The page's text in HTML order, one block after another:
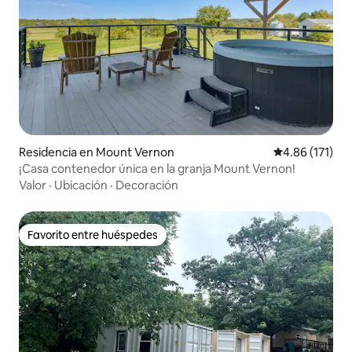
Residencia en Mount Vernon Calificación
4.86 (171)
¡Casa contenedor única en la granja Mount Vernon!
Valor · Ubicación · Decoración
Favorito entre huéspedes
Favorito entre huéspedes